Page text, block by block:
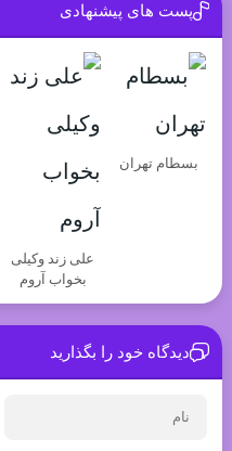
پست های پیشنهادی
بسطام تهران
علی زند وکیلی
بخواب آروم
دیدگاه خود را بگذارید